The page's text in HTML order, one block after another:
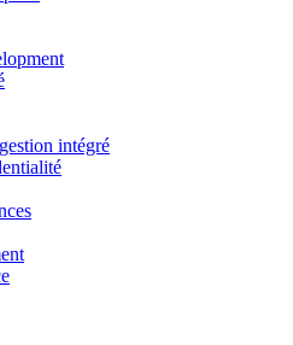
intégré